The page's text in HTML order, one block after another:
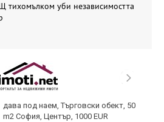
тихомълком уби независимостта
дава под наем, Търговски обект, 50
m2 София, Център, 1000 EUR